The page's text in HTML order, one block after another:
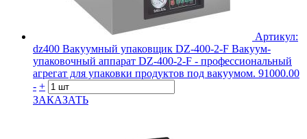
Артикул:
dz400 Вакуумный упаковщик DZ-400-2-F Вакуум-
упаковочный аппарат DZ-400-2-F - профессиональный
агрегат для упаковки продуктов под вакуумом. 91000.00
- +
ЗАКАЗАТЬ